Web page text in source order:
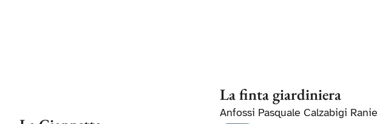
La finta giardiniera
Anfossi Pasquale Calzabigi